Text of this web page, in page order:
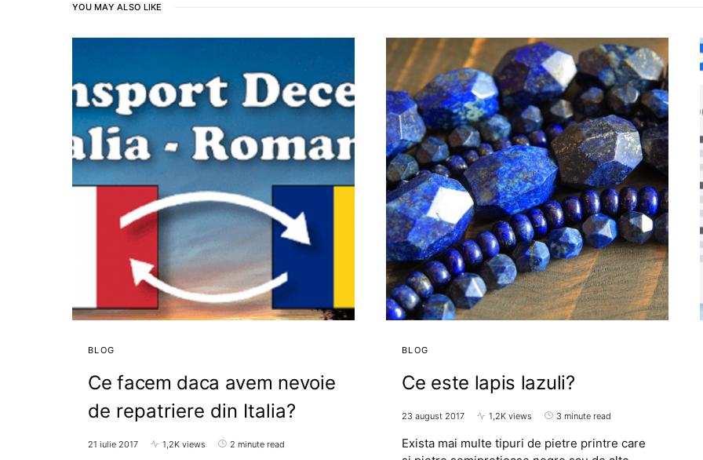
YOU MAY ALSO LIKE
BLOG
Ce facem daca avem nevoie
de repatriere din Italia?
21 iulie 2017 1,2K views 2 minute read
BLOG
Ce este lapis lazuli?
23 august 2017 1,2K views 3 minute read
Exista mai multe tipuri de pietre printre care